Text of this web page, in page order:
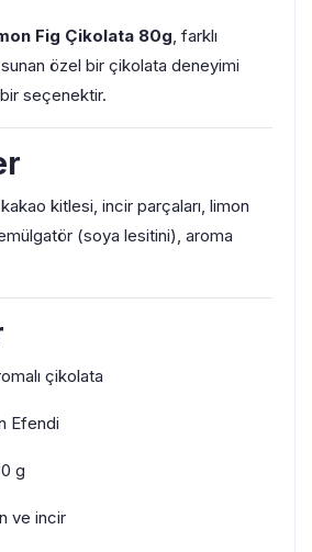
Fig Çikolata 80g , farklı
özel bir çikolata deneyimi
seçenektir.
kitlesi, incir parçaları, limon
(soya lesitini), aroma
çikolata
Efendi
g
ve incir